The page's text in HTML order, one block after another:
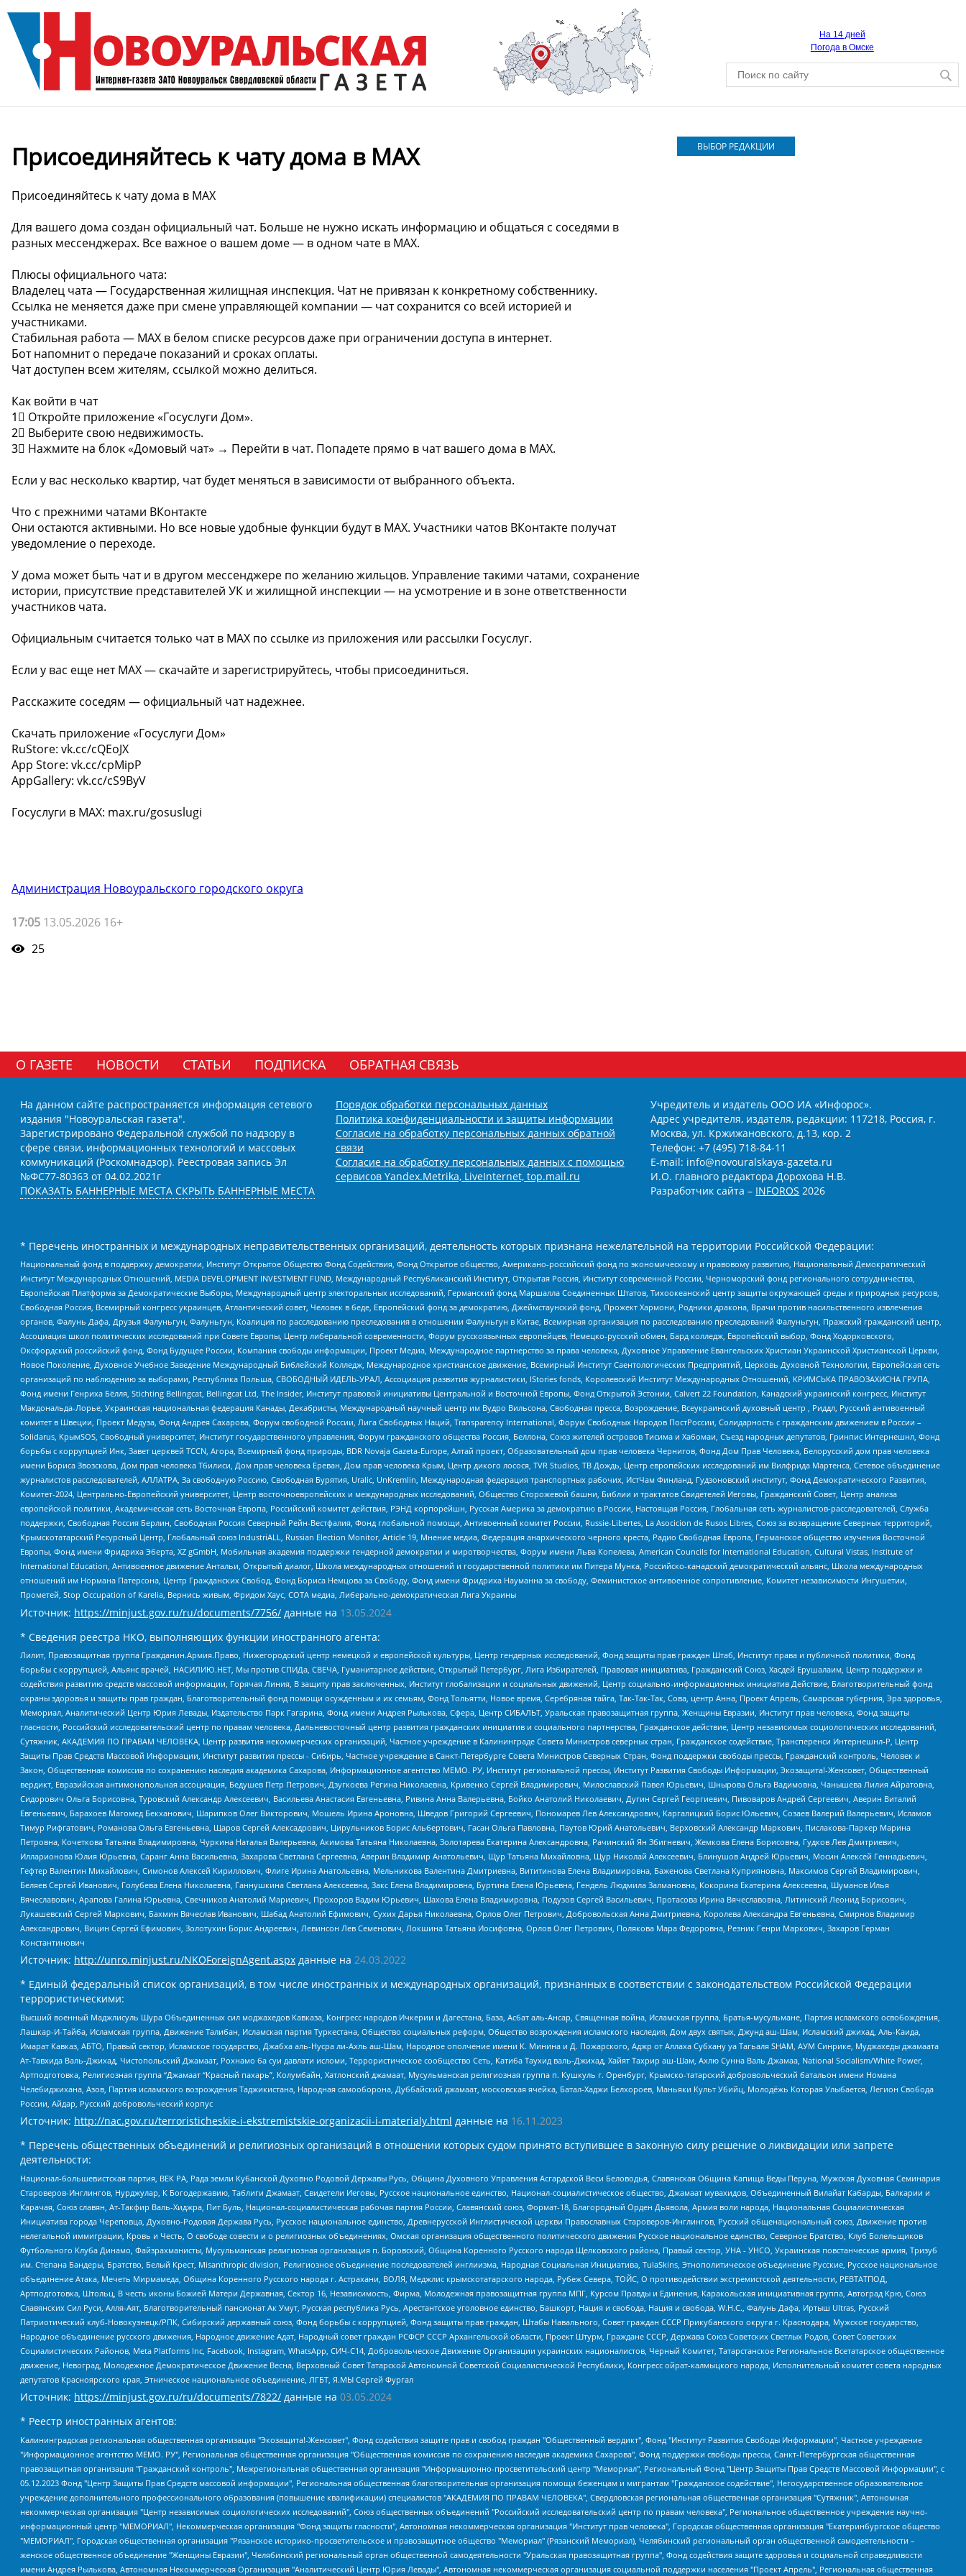
На 14 дней
Погода в Омске
Присоединяйтесь к чату дома в MAX
Присоединяйтесь к чату дома в MAX
Для вашего дома создан официальный чат. Больше не нужно искать информацию и общаться с соседями в
разных мессенджерах. Все важное о вашем доме — в одном чате в МАХ.
Плюсы официального чата:
Владелец чата — Государственная жилищная инспекция. Чат не привязан к конкретному собственнику.
Ссылка не меняется даже при смене управляющей компании — чат сохранится со всей историей и
участниками.
Стабильная работа — MAX в белом списке ресурсов даже при ограничении доступа в интернет.
Бот напомнит о передаче показаний и сроках оплаты.
Чат доступен всем жителям, ссылкой можно делиться.
Как войти в чат
1⃣ Откройте приложение «Госуслуги Дом».
2⃣ Выберите свою недвижимость.
3⃣ Нажмите на блок «Домовый чат» → Перейти в чат. Попадете прямо в чат вашего дома в MAX.
Если у вас несколько квартир, чат будет меняться в зависимости от выбранного объекта.
Что с прежними чатами ВКонтакте
Они остаются активными. Но все новые удобные функции будут в MAX. Участники чатов ВКонтакте получат
уведомление о переходе.
У дома может быть чат и в другом мессенджере по желанию жильцов. Управление такими чатами, сохранение
истории, присутствие представителей УК и жилищной инспекции — на усмотрение и в зоне ответственности
участников чата.
Официальным считается только чат в MAX по ссылке из приложения или рассылки Госуслуг.
Если у вас еще нет MAX — скачайте и зарегистрируйтесь, чтобы присоединиться.
Расскажите соседям — официальный чат надежнее.
Скачать приложение «Госуслуги Дом»
RuStore: vk.cc/cQEoJX
App Store: vk.cc/cpMipP
AppGallery: vk.cc/cS9ByV
Госуслуги в MAX: max.ru/gosuslugi
Администрация Новоуральского городского округа
17:05 13.05.2026 16+
25
ВЫБОР РЕДАКЦИИ
О ГАЗЕТЕ НОВОСТИ СТАТЬИ ПОДПИСКА ОБРАТНАЯ СВЯЗЬ
На данном сайте распространяется информация сетевого
издания "Новоуральская газета".
Зарегистрировано Федеральной службой по надзору в
сфере связи, информационных технологий и массовых
коммуникаций (Роскомнадзор). Реестровая запись Эл
№ФС77-80363 от 04.02.2021г
ПОКАЗАТЬ БАННЕРНЫЕ МЕСТА СКРЫТЬ БАННЕРНЫЕ МЕСТА
Порядок обработки персональных данных
Политика конфиденциальности и защиты информации
Согласие на обработку персональных данных обратной
связи
Согласие на обработку персональных данных с помощью
сервисов Yandex.Metrika, LiveInternet, top.mail.ru
Учредитель и издатель ООО ИА «Инфорос».
Адрес учредителя, издателя, редакции: 117218, Россия, г.
Москва, ул. Кржижановского, д.13, кор. 2
Телефон: +7 (495) 718-84-11
E-mail: info@novouralskaya-gazeta.ru
И.О. главного редактора Дорохова Н.В.
Разработчик сайта – INFOROS 2026
* Перечень иностранных и международных неправительственных организаций, деятельность которых признана нежелательной на территории Российской Федерации:
Национальный фонд в поддержку демократии, Институт Открытое Общество Фонд Содействия, Фонд Открытое общество, Американо-российский фонд по экономическому и правовому развитию, Национальный Демократический
Институт Международных Отношений, MEDIA DEVELOPMENT INVESTMENT FUND, Международный Республиканский Институт, Открытая Россия, Институт современной России, Черноморский фонд регионального сотрудничества,
Европейская Платформа за Демократические Выборы, Международный центр электоральных исследований, Германский фонд Маршалла Соединенных Штатов, Тихоокеанский центр защиты окружающей среды и природных ресурсов,
Свободная Россия, Всемирный конгресс украинцев, Атлантический совет, Человек в беде, Европейский фонд за демократию, Джеймстаунский фонд, Прожект Хармони, Родники дракона, Врачи против насильственного извлечения
органов, Фалунь Дафа, Друзья Фалуньгун, Фалуньгун, Коалиция по расследованию преследования в отношении Фалуньгун в Китае, Всемирная организация по расследованию преследований Фалуньгун, Пражский гражданский центр,
Ассоциация школ политических исследований при Совете Европы, Центр либеральной современности, Форум русскоязычных европейцев, Немецко-русский обмен, Бард колледж, Европейский выбор, Фонд Ходорковского,
Оксфордский российский фонд, Фонд Будущее России, Компания свободы информации, Проект Медиа, Международное партнерство за права человека, Духовное Управление Евангельских Христиан Украинской Христианской Церкви,
Новое Поколение, Духовное Учебное Заведение Международный Библейский Колледж, Международное христианское движение, Всемирный Институт Саентологических Предприятий, Церковь Духовной Технологии, Европейская сеть
организаций по наблюдению за выборами, Республика Польша, СВОБОДНЫЙ ИДЕЛЬ-УРАЛ, Ассоциация развития журналистики, IStories fonds, Королевский Институт Международных Отношений, КРИМСЬКА ПРАВОЗАХИСНА ГРУПА,
Фонд имени Генриха Бёлля, Stichting Bellingcat, Bellingcat Ltd, The Insider, Институт правовой инициативы Центральной и Восточной Европы, Фонд Открытой Эстонии, Calvert 22 Foundation, Канадский украинский конгресс, Институт
Макдональда-Лорье, Украинская национальная федерация Канады, Декабристы, Международный научный центр им Вудро Вильсона, Свободная пресса, Возрождение, Всеукраинский духовный центр , Риддл, Русский антивоенный
комитет в Швеции, Проект Медуза, Фонд Андрея Сахарова, Форум свободной России, Лига Свободных Наций, Transparеncy International, Форум Свободных Народов ПостРоссии, Солидарность с гражданским движением в России –
Solidarus, КрымSOS, Свободный университет, Институт государственного управления, Форум гражданского общества Россия, Беллона, Союз жителей островов Тисима и Хабомаи, Съезд народных депутатов, Гринпис Интернешнл, Фонд
борьбы с коррупцией Инк, Завет церквей TCCN, Агора, Всемирный фонд природы, BDR Novaja Gazeta-Europe, Алтай проект, Образовательный дом прав человека Чернигов, Фонд Дом Прав Человека, Белорусский дом прав человека
имени Бориса Звозскова, Дом прав человека Тбилиси, Дом прав человека Ереван, Дом прав человека Крым, Центр дикого лосося, TVR Studios, ТВ Дождь, Центр европейских исследований им Вилфрида Мартенса, Сетевое объединение
журналистов расследователей, АЛЛАТРА, За свободную Россию, Свободная Бурятия, Uralic, UnKremlin, Международная федерация транспортных рабочих, ИстЧам Финланд, Гудзоновский институт, Фонд Демократического Развития,
Комитет-2024, Центрально-Европейский университет, Центр восточноевропейских и международных исследований, Общество Сторожевой башни, Библии и трактатов Свидетелей Иеговы, Гражданский Совет, Центр анализа
европейской политики, Академическая сеть Восточная Европа, Российский комитет действия, РЭНД корпорейшн, Русская Америка за демократию в России, Настоящая Россия, Глобальная сеть журналистов-расследователей, Служба
поддержки, Свободная Россия Берлин, Свободная Россия Северный Рейн-Вестфалия, Фонд глобальной помощи, Антивоенный комитет России, Russie-Libertes, La Asocicion de Rusos Libres, Союз за возвращение Северных территорий,
Крымскотатарский Ресурсный Центр, Глобальный союз IndustriALL, Russian Election Monitor, Article 19, Мнение медиа, Федерация анархического черного креста, Радио Свободная Европа, Германское общество изучения Восточной
Европы, Фонд имени Фридриха Эберта, XZ gGmbH, Мобильная академия поддержки гендерной демократии и миротворчества, Форум имени Льва Копелева, American Councils for International Education, Cultural Vistas, Institute of
International Education, Антивоенное движение Антальи, Открытый диалог, Школа международных отношений и государственной политики им Питера Мунка, Российско-канадский демократический альянс, Школа международных
отношений им Нормана Патерсона, Центр Гражданских Свобод, Фонд Бориса Немцова за Свободу, Фонд имени Фридриха Науманна за свободу, Феминистское антивоенное сопротивление, Комитет независимости Ингушетии,
Прометей, Stop Occupation of Karelia, Вернись живым, Фридом Хаус, СОТА медиа, Либерально-демократическая Лига Украины
Источник: https://minjust.gov.ru/ru/documents/7756/ данные на 13.05.2024
* Сведения реестра НКО, выполняющих функции иностранного агента:
Лилит, Правозащитная группа Гражданин.Армия.Право, Нижегородский центр немецкой и европейской культуры, Центр гендерных исследований, Фонд защиты прав граждан Штаб, Институт права и публичной политики, Фонд
борьбы с коррупцией, Альянс врачей, НАСИЛИЮ.НЕТ, Мы против СПИДа, СВЕЧА, Гуманитарное действие, Открытый Петербург, Лига Избирателей, Правовая инициатива, Гражданский Союз, Хасдей Ерушалаим, Центр поддержки и
содействия развитию средств массовой информации, Горячая Линия, В защиту прав заключенных, Институт глобализации и социальных движений, Центр социально-информационных инициатив Действие, Благотворительный фонд
охраны здоровья и защиты прав граждан, Благотворительный фонд помощи осужденным и их семьям, Фонд Тольятти, Новое время, Серебряная тайга, Так-Так-Так, Сова, центр Анна, Проект Апрель, Самарская губерния, Эра здоровья,
Мемориал, Аналитический Центр Юрия Левады, Издательство Парк Гагарина, Фонд имени Андрея Рылькова, Сфера, Центр СИБАЛЬТ, Уральская правозащитная группа, Женщины Евразии, Институт прав человека, Фонд защиты
гласности, Российский исследовательский центр по правам человека, Дальневосточный центр развития гражданских инициатив и социального партнерства, Гражданское действие, Центр независимых социологических исследований,
Сутяжник, АКАДЕМИЯ ПО ПРАВАМ ЧЕЛОВЕКА, Центр развития некоммерческих организаций, Частное учреждение в Калининграде Совета Министров северных стран, Гражданское содействие, Трансперенси Интернешнл-Р, Центр
Защиты Прав Средств Массовой Информации, Институт развития прессы - Сибирь, Частное учреждение в Санкт-Петербурге Совета Министров Северных Стран, Фонд поддержки свободы прессы, Гражданский контроль, Человек и
Закон, Общественная комиссия по сохранению наследия академика Сахарова, Информационное агентство МЕМО. РУ, Институт региональной прессы, Институт Развития Свободы Информации, Экозащита!-Женсовет, Общественный
вердикт, Евразийская антимонопольная ассоциация, Бедушев Петр Петрович, Дзугкоева Регина Николаевна, Кривенко Сергей Владимирович, Милославский Павел Юрьевич, Шнырова Ольга Вадимовна, Чанышева Лилия Айратовна,
Сидорович Ольга Борисовна, Туровский Александр Алексеевич, Васильева Анастасия Евгеньевна, Ривина Анна Валерьевна, Бойко Анатолий Николаевич, Дугин Сергей Георгиевич, Пивоваров Андрей Сергеевич, Аверин Виталий
Евгеньевич, Барахоев Магомед Бекханович, Шарипков Олег Викторович, Мошель Ирина Ароновна, Шведов Григорий Сергеевич, Пономарев Лев Александрович, Каргалицкий Борис Юльевич, Созаев Валерий Валерьевич, Исламов
Тимур Рифгатович, Романова Ольга Евгеньевна, Щаров Сергей Алексадрович, Цирульников Борис Альбертович, Гасан Ольга Павловна, Паутов Юрий Анатольевич, Верховский Александр Маркович, Пислакова-Паркер Марина
Петровна, Кочеткова Татьяна Владимировна, Чуркина Наталья Валерьевна, Акимова Татьяна Николаевна, Золотарева Екатерина Александровна, Рачинский Ян Збигневич, Жемкова Елена Борисовна, Гудков Лев Дмитриевич,
Илларионова Юлия Юрьевна, Саранг Анна Васильевна, Захарова Светлана Сергеевна, Аверин Владимир Анатольевич, Щур Татьяна Михайловна, Щур Николай Алексеевич, Блинушов Андрей Юрьевич, Мосин Алексей Геннадьевич,
Гефтер Валентин Михайлович, Симонов Алексей Кириллович, Флиге Ирина Анатольевна, Мельникова Валентина Дмитриевна, Вититинова Елена Владимировна, Баженова Светлана Куприяновна, Максимов Сергей Владимирович,
Беляев Сергей Иванович, Голубева Елена Николаевна, Ганнушкина Светлана Алексеевна, Закс Елена Владимировна, Буртина Елена Юрьевна, Гендель Людмила Залмановна, Кокорина Екатерина Алексеевна, Шуманов Илья
Вячеславович, Арапова Галина Юрьевна, Свечников Анатолий Мариевич, Прохоров Вадим Юрьевич, Шахова Елена Владимировна, Подузов Сергей Васильевич, Протасова Ирина Вячеславовна, Литинский Леонид Борисович,
Лукашевский Сергей Маркович, Бахмин Вячеслав Иванович, Шабад Анатолий Ефимович, Сухих Дарья Николаевна, Орлов Олег Петрович, Добровольская Анна Дмитриевна, Королева Александра Евгеньевна, Смирнов Владимир
Александрович, Вицин Сергей Ефимович, Золотухин Борис Андреевич, Левинсон Лев Семенович, Локшина Татьяна Иосифовна, Орлов Олег Петрович, Полякова Мара Федоровна, Резник Генри Маркович, Захаров Герман
Константинович
Источник: http://unro.minjust.ru/NKOForeignAgent.aspx данные на 24.03.2022
* Единый федеральный список организаций, в том числе иностранных и международных организаций, признанных в соответствии с законодательством Российской Федерации
террористическими:
Высший военный Маджлисуль Шура Объединенных сил моджахедов Кавказа, Конгресс народов Ичкерии и Дагестана, База, Асбат аль-Ансар, Священная война, Исламская группа, Братья-мусульмане, Партия исламского освобождения,
Лашкар-И-Тайба, Исламская группа, Движение Талибан, Исламская партия Туркестана, Общество социальных реформ, Общество возрождения исламского наследия, Дом двух святых, Джунд аш-Шам, Исламский джихад, Аль-Каида,
Имарат Кавказ, АБТО, Правый сектор, Исламское государство, Джабха аль-Нусра ли-Ахль аш-Шам, Народное ополчение имени К. Минина и Д. Пожарского, Аджр от Аллаха Субхану уа Тагьаля SHAM, АУМ Синрике, Муджахеды джамаата
Ат-Тавхида Валь-Джихад, Чистопольский Джамаат, Рохнамо ба суи давлати исломи, Террористическое сообщество Сеть, Катиба Таухид валь-Джихад, Хайят Тахрир аш-Шам, Ахлю Сунна Валь Джамаа, National Socialism/White Power,
Артподготовка, Религиозная группа “Джамаат “Красный пахарь”, Колумбайн, Хатлонский джамаат, Мусульманская религиозная группа п. Кушкуль г. Оренбург, Крымско-татарский добровольческий батальон имени Номана
Челебиджихана, Азов, Партия исламского возрождения Таджикистана, Народная самооборона, Дуббайский джамаат, московская ячейка, Батал-Хаджи Белхороев, Маньяки Культ Убийц, Молодёжь Которая Улыбается, Легион Свобода
России, Айдар, Русский добровольческий корпус
Источник: http://nac.gov.ru/terroristicheskie-i-ekstremistskie-organizacii-i-materialy.html данные на 16.11.2023
* Перечень общественных объединений и религиозных организаций в отношении которых судом принято вступившее в законную силу решение о ликвидации или запрете
деятельности:
Национал-большевистская партия, ВЕК РА, Рада земли Кубанской Духовно Родовой Державы Русь, Община Духовного Управления Асгардской Веси Беловодья, Славянская Община Капища Веды Перуна, Мужская Духовная Семинария
Староверов-Инглингов, Нурджулар, К Богодержавию, Таблиги Джамаат, Свидетели Иеговы, Русское национальное единство, Национал-социалистическое общество, Джамаат мувахидов, Объединенный Вилайат Кабарды, Балкарии и
Карачая, Союз славян, Ат-Такфир Валь-Хиджра, Пит Буль, Национал-социалистическая рабочая партия России, Славянский союз, Формат-18, Благородный Орден Дьявола, Армия воли народа, Национальная Социалистическая
Инициатива города Череповца, Духовно-Родовая Держава Русь, Русское национальное единство, Древнерусской Инглистической церкви Православных Староверов-Инглингов, Русский общенациональный союз, Движение против
нелегальной иммиграции, Кровь и Честь, О свободе совести и о религиозных объединениях, Омская организация общественного политического движения Русское национальное единство, Северное Братство, Клуб Болельщиков
Футбольного Клуба Динамо, Файзрахманисты, Мусульманская религиозная организация п. Боровский, Община Коренного Русского народа Щелковского района, Правый сектор, УНА - УНСО, Украинская повстанческая армия, Тризуб
им. Степана Бандеры, Братство, Белый Крест, Misanthropic division, Религиозное объединение последователей инглиизма, Народная Социальная Инициатива, TulaSkins, Этнополитическое объединение Русские, Русское национальное
объединение Атака, Мечеть Мирмамеда, Община Коренного Русского народа г. Астрахани, ВОЛЯ, Меджлис крымскотатарского народа, Рубеж Севера, ТОЙС, О противодействии экстремистской деятельности, РЕВТАТПОД,
Артподготовка, Штольц, В честь иконы Божией Матери Державная, Сектор 16, Независимость, Фирма, Молодежная правозащитная группа МПГ, Курсом Правды и Единения, Каракольская инициативная группа, Автоград Крю, Союз
Славянских Сил Руси, Алля-Аят, Благотворительный пансионат Ак Умут, Русская республика Русь, Арестантское уголовное единство, Башкорт, Нация и свобода, Нация и свобода, W.H.С., Фалунь Дафа, Иртыш Ultras, Русский
Патриотический клуб-Новокузнецк/РПК, Сибирский державный союз, Фонд борьбы с коррупцией, Фонд защиты прав граждан, Штабы Навального, Совет граждан СССР Прикубанского округа г. Краснодара, Мужское государство,
Народное объединение русского движения, Народное движение Адат, Народный совет граждан РСФСР СССР Архангельской области, Проект Штурм, Граждане СССР, Держава Союз Советских Светлых Родов, Совет Советских
Социалистических Районов, Meta Platforms Inc, Facebook, Instagram, WhatsApp, СИЧ-С14, Добровольческое Движение Организации украинских националистов, Черный Комитет, Татарстанское Региональное Всетатарское общественное
движение, Невоград, Молодежное Демократическое Движение Весна, Верховный Совет Татарской Автономной Советской Социалистической Республики, Конгресс ойрат-калмыцкого народа, Исполнительный комитет совета народных
депутатов Красноярского края, Этническое национальное объединение, ЛГБТ, Я.МЫ Сергей Фургал
Источник: https://minjust.gov.ru/ru/documents/7822/ данные на 03.05.2024
* Реестр иностранных агентов:
Калининградская региональная общественная организация "Экозащита!-Женсовет", Фонд содействия защите прав и свобод граждан "Общественный вердикт", Фонд "Институт Развития Свободы Информации", Частное учреждение "Информационное агентство МЕМО. РУ", Региональная общественная организация "Общественная комиссия по сохранению наследия академика Сахарова", Фонд поддержки свободы прессы, Санкт-Петербургская общественная правозащитная организация "Гражданский контроль", Межрегиональная общественная организация "Информационно-просветительский центр "Мемориал", Региональный Фонд "Центр Защиты Прав Средств Массовой Информации", с 05.12.2023 Фонд "Центр Защиты Прав Средств массовой информации", Региональная общественная благотворительная организация помощи беженцам и мигрантам "Гражданское содействие", Негосударственное образовательное учреждение дополнительного профессионального образования (повышение квалификации) специалистов "АКАДЕМИЯ ПО ПРАВАМ ЧЕЛОВЕКА", Свердловская региональная общественная организация "Сутяжник", Автономная некоммерческая организация "Центр независимых социологических исследований", Союз общественных объединений "Российский исследовательский центр по правам человека", Региональное общественное учреждение научно-информационный центр "МЕМОРИАЛ", Некоммерческая организация "Фонд защиты гласности", Автономная некоммерческая организация "Институт прав человека", Городская общественная организация "Екатеринбургское общество "МЕМОРИАЛ", Городская общественная организация "Рязанское историко-просветительское и правозащитное общество "Мемориал" (Рязанский Мемориал), Челябинский региональный орган общественной самодеятельности – женское общественное объединение "Женщины Евразии", Челябинский региональный орган общественной самодеятельности "Уральская правозащитная группа", Фонд содействия защите здоровья и социальной справедливости имени Андрея Рылькова, Автономная Некоммерческая Организация "Аналитический Центр Юрия Левады", Автономная некоммерческая организация социальной поддержки населения "Проект Апрель", Региональная общественная организация помощи женщинам и детям, находящимся в кризисной ситуации "Информационно-методический центр "Анна", Фонд содействия развитию массовых коммуникаций и правовому просвещению "Так-так-Так", Фонд содействия устойчивому развитию "Серебряная тайга", Свердловский региональный общественный фонд социальных проектов "Новое время", "Idel.Реалии", Кавказ.Реалии, Крым.Реалии, Телеканал Настоящее Время, Татаро-башкирская служба Радио Свобода (Azatliq Radiosi), Радио Свободная Европа/Радио Свобода (PCE/PC), "Сибирь.Реалии", "Фактограф", Благотворительный фонд помощи осужденным и их семьям, Автономная некоммерческая организация "Институт глобализации и социальных движений", Фонд "В защиту прав заключенных", Частное учреждение "Центр поддержки и содействия развитию средств массовой информации", Пензенский региональный общественный благотворительный фонд "Гражданский союз", "Север.Реалии", Некоммерческая организация Фонд "Правовая инициатива", Общество с ограниченной ответственностью "Радио Свободная Европа/Радио Свобода", Чешское информационное агентство "MEDIUM-ORIENT", Красноярская региональная общественная организация "Мы против СПИДа", Камалягин Денис Николаевич, Маркелов Сергей Евгеньевич, Пономарев Лев Александрович, Савицкая Людмила Алексеевна, Автономная некоммерческая организация "Центр по работе с проблемой насилия "НАСИЛИЮ.НЕТ", Межрегиональный профессиональный союз работников здравоохранения "Альянс врачей", Юридическое лицо, зарегистрированное в Латвийской Республике, SIA "Medusa Project" (регистрационный номер 40103797863, дата регистрации 10.06.2014), Некоммерческая организация "Фонд по борьбе с коррупцией", Автономная некоммерческая организация "Институт права и публичной политики", Баданин Роман Сергеевич, Гликин Максим Александрович, Железнова Мария Михайловна, Лукьянова Юлия Сергеевна, Маетная Елизавета Витальевна, Маняхин Петр Борисович, Чуракова Ольга Владимировна, Ярош Юлия Петровна, Юридическое лицо "The Insider SIA", зарегистрированное в Риге, Латвийская Республика (дата регистрации 26.06.2015), являющееся администратором доменного имени интернет-издания "The Insider SIA", https://theins.ru, Постернак Алексей Евгеньевич, Рубин Михаил Аркадьевич, Анин Роман Александрович, Юридическое лицо Istories fonds, зарегистрированное в Латвийской Республике (регистрационный номер 50008295751, дата регистрации 24.02.2020), Великовский Дмитрий Александрович, Долинина Ирина Николаевна, Мароховская Алеся Алексеевна, Шлейнов Роман Юрьевич, Шмагун Олеся Валентиновна, Общество с ограниченной ответственностью "Альтаир 2021", Общество с ограниченной ответственностью "Вега 2021", Общество с ограниченной ответственностью "Главный редактор 2021", Общество с ограниченной ответственностью "Ромашки монолит", Важенков Артем Валерьевич, Ивановская областная общественная организация "Центр гендерных исследований", Гурман Юрий Альбертович, Медиапроект "ОВД-Инфо", Егоров Владимир Владимирович, Жилинский Владимир Александрович, Общество с ограниченной ответственностью "ЗП", Иванова София Юрьевна, Карезина Инна Павловна, Кильтау Екатерина Викторовна, Петров Алексей Викторович, Пискунов Сергей Евгеньевич, Смирнов Сергей Сергеевич, Тихонов Михаил Сергеевич, Общество с ограниченной ответственностью "ЖУРНАЛИСТ-ИНОСТРАННЫЙ АГЕНТ", Арапова Галина Юрьевна, Вольтская Татьяна Анатольевна, Американская компания "Mason G.E.S. Anonymous Foundation" (США), являющаяся владельцем интернет-издания https://mnews.world/, Компания "Stichting Bellingcat", зарегистрированная в Нидерландах (дата регистрации 11.07.2018), Захаров Андрей Вячеславович, Клепиковская Екатерина Дмитриевна, Общество с ограниченной ответственностью "МЕМО", Перл Роман Александрович, Симонов Евгений Алексеевич, Соловьева Елена Анатольевна, Сотников Даниил Владимирович, Сурначева Елизавета Дмитриевна, Автономная некоммерческая организация по защите прав человека и информированию населения "Якутия – Наше Мнение", Общество с ограниченной ответственностью "Москоу диджитал медиа", с 26.01.2023 Общество с ограниченной ответственностью "Чайка Белые сады", Ветошкина Валерия Валерьевна, Заговора Максим Александрович, Межрегиональное общественное движение "Российская ЛГБТ - сеть", Оленичев Максим Владимирович, Павлов Иван Юрьевич, Скворцова Елена Сергеевна, Общество с ограниченной ответственностью "Как бы инагент", Кочетков Игорь Викторович, Общество с ограниченной ответственностью "Честные выборы", Еланчик Олег Александрович, Общество с ограниченной ответственностью "Нобелевский призыв", Гималова Регина Эмилевна, Григорьев Андрей Валерьевич, Григорьева Алина Александровна, Ассоциация по содействию защите прав призывников, альтернативнослужащих и военнослужащих "Правозащитная группа "Гражданин.Армия.Право", Хисамова Регина Фаритовна, Автономная некоммерческая организация по реализации социально-правовых программ "Лилит", Дальневосточное общественное движение "Маяк", Санкт-Петербургская ЛГБТ-инициативная группа "Выход", Инициативная группа ЛГБТ+ "Реверс", Алексеев Андрей Викторович, Бекбулатова Таисия Львовна, Беляев Иван Михайлович, Владыкина Елена Сергеевна, Гельман Марат Александрович, Никульшина Вероника Юрьевна, Толоконникова Надежда Андреевна, Шендерович Виктор Анатольевич, Общество с ограниченной ответственностью "Данное сообщение", Общество с ограниченной ответственностью Издательский дом "Новая глава", Айнбиндер Александра Александровна, Московский комьюнити-центр для ЛГБТ+инициатив, Благотворительный фонд развития филантропии, Deutsche Welle (Германия, Kurt-Schumacher-Strasse 3, 53113 Bonn), Борзунова Мария Михайловна, Воробьев Виктор Викторович, Голубева Анна Львовна, Константинова Алла Михайловна, Малкова Ирина Владимировна, Мурадов Мурад Абдулгалимович, Осетинская Елизавета Николаевна, Понасенков Евгений Николаевич, Ганапольский Матвей Юрьевич, Киселев Евгений Алексеевич, Борухович Ирина Григорьевна, Дремин Иван Тимофеевич, Дубровский Дмитрий Викторович, Красноярская региональная общественная организация поддержки и развития альтернативных образовательных технологий и межкультурных коммуникаций "ИНТЕРРА", Маяковская Екатерина Алексеевна, Фейгин Марк Захарович, Филимонов Андрей Викторович, Дзугкоева Регина Николаевна, Доброхотов Роман Александрович, Дудь Юрий Александрович, Елкин Сергей Владимирович, Кругликов Кирилл Игоревич, Сабунаева Мария Леонидовна, Семенов Алексей Владимирович, Шаинян Карен Багратович, Шульман Екатерина Михайловна, Асафьев Артур Валерьевич, Вахштайн Виктор Семенович, Венедиктов Алексей Алексеевич, Лушникова Екатерина Евгеньевна, Волков Леонид Михайлович, Невзоров Александр Глебович, Пархоменко Сергей Борисович, Сироткин Ярослав Николаевич, Кара-Мурза Владимир Владимирович, Баранова Наталья Владимировна, Гозман Леонид Яковлевич, Кагарлицкий Борис Юльевич, Климарев Михаил Валерьевич, Милов Владимир Станиславович, Автономная некоммерческая организация Краснодарский центр современного искусства "Типография", Моргенштерн Алишер Тагирович, Соболь Любовь Эдуардовна, Общество с ограниченной ответственностью "ЛИЗА НОРМ", Каспаров Гарри Кимович, Ходорковский Михаил Борисович, Общество с ограниченной ответственностью "Апрельские тезисы", Данилович Ирина Брониславовна, Кашин Олег Владимирович, Петров Николай Владимирович, Пивоваров Алексей Владимирович, Соколов Михаил Владимирович, Цветкова Юлия Владимировна, Чичваркин Евгений Александрович, Комитет против пыток/Команда против пыток, Общество с ограниченной ответственностью "Первый научный", Общество с ограниченной ответственностью "Вертолет и ко", Белоцерковская Вероника Борисовна, Кац Максим Евгеньевич, Лазарева Татьяна Юрьевна, Шаведдинов Руслан Табризович, Яшин Илья Валерьевич, Общество с ограниченной ответственностью "Иноагент ААВ", Алешковский Дмитрий Петрович, Альбац Евгения Марковна, Быков Дмитрий Львович, Галямина Юлия Евгеньевна, Лойко Сергей Леонидович, Мартынов Кирилл Константинович, Медведев Сергей Александрович, Крашенинников Федор Геннадиевич, Гордеева Катерина Вл